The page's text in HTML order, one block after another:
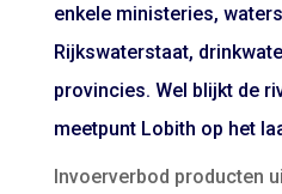
enkele ministeries,
Rijkswaterstaat,
provincies. Wel blijkt de
meetpunt Lobith op het
Invoerverbod producten